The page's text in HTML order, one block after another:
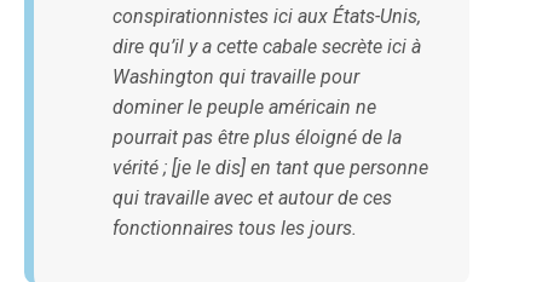
conspirationnistes ici aux États-Unis,
dire qu’il y a cette cabale secrète ici à
Washington qui travaille pour
dominer le peuple américain ne
pourrait pas être plus éloigné de la
vérité ; [je le dis] en tant que personne
qui travaille avec et autour de ces
fonctionnaires tous les jours.